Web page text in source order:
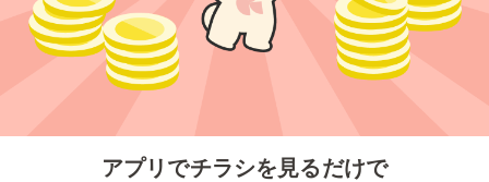
アプリでチラシを見るだけで